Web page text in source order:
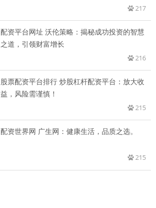
217
配资平台网址 沃伦策略：揭秘成功投资的智慧
之道，引领财富增长
216
股票配资平台排行 炒股杠杆配资平台：放大收
益，风险需谨慎！
215
配资世界网 广生网：健康生活，品质之选。
215